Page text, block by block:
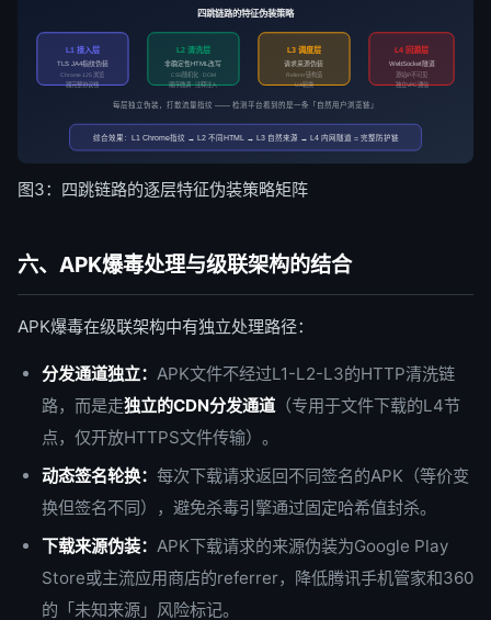
四跳链路的特征伪装策略
L1 接入层
TLS JA4指纹伪装
Chrome 125 浏览
器完整协议栈
L2 清洗层
非确定性HTML改写
CSS随机化 · DOM
顺序微调 · 注释注入
L3 调度层
请求来源伪装
Referer链构造
UA轮换
L4 回源层
WebSocket隧道
源站IP不可见
独立VPC通信
每层独立伪装，打散流量指纹 —— 检测平台看到的是一条「自然用户浏览链」
综合效果：L1 Chrome指纹 → L2 不同HTML → L3 自然来源 → L4 内网隧道 = 完整防护链
图3：四跳链路的逐层特征伪装策略矩阵
六、APK爆毒处理与级联架构的结合
APK爆毒在级联架构中有独立处理路径：
分发通道独立： APK文件不经过L1-L2-L3的HTTP清洗链
路，而是走独立的CDN分发通道 （专用于文件下载的L4节
点，仅开放HTTPS文件传输）。
动态签名轮换： 每次下载请求返回不同签名的APK（等价变
换但签名不同），避免杀毒引擎通过固定哈希值封杀。
下载来源伪装： APK下载请求的来源伪装为Google Play
Store或主流应用商店的referrer，降低腾讯手机管家和360
的「未知来源」风险标记。